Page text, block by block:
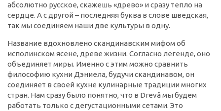
абсолютно русское, скажешь «древо» и сразу тепло на
сердце. А с другой – последняя буква в слове шведская,
так мы соединяем наши две культуры в одну.
Название вдохновлено скандинавским мифом об
исполинском ясене, древе жизни. Согласно легенде, оно
объединяет миры. Именно с этим можно сравнить
философию кухни Дэниела, будучи скандинавом, он
соединяет в своей кухне кулинарные традиции многих
стран. Нам сразу было понятно, что в Drevå мы будем
работать только с дегустационными сетами. Это